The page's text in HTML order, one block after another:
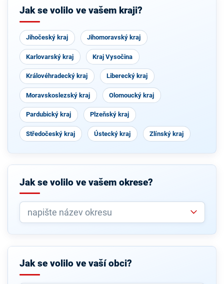
Starostové
pro
Moravu
Jak se volilo ve vašem kraji?
Jihočeský kraj Jihomoravský kraj
Karlovarský kraj Kraj Vysočina
Královéhradecký kraj Liberecký kraj
Moravskoslezský kraj Olomoucký kraj
Pardubický kraj Plzeňský kraj
Středočeský kraj Ústecký kraj Zlínský kraj
Jak se volilo ve vašem okrese?
Jak se volilo ve vaší obci?